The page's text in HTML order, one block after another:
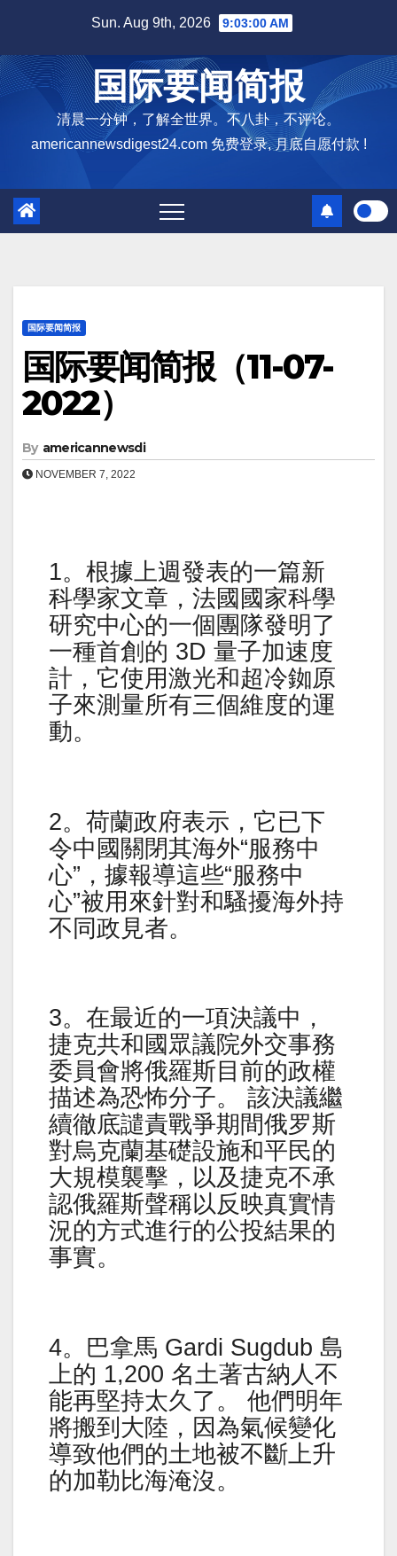
content
Sun. Aug 9th, 2026 9:03:01 AM
国际要闻简报
清晨一分钟，了解全世界。不八卦，不评论。
americannewsdigest24.com 免费登录, 月底自愿付款 !
国际要闻简报
国际要闻简报（11-07-
2022）
By americannewsdi
NOVEMBER 7, 2022
1。根據上週發表的一篇新
科學家文章，法國國家科學
研究中心的一個團隊發明了
一種首創的 3D 量子加速度
計，它使用激光和超冷銣原
子來測量所有三個維度的運
動。
2。荷蘭政府表示，它已下
令中國關閉其海外“服務中
心”，據報導這些“服務中
心”被用來針對和騷擾海外持
不同政見者。
3。在最近的一項決議中，
捷克共和國眾議院外交事務
委員會將俄羅斯目前的政權
描述為恐怖分子。 該決議繼
續徹底譴責戰爭期間俄罗斯
對烏克蘭基礎設施和平民的
大規模襲擊，以及捷克不承
認俄羅斯聲稱以反映真實情
況的方式進行的公投結果的
事實。
4。巴拿馬 Gardi Sugdub 島
上的 1,200 名土著古納人不
能再堅持太久了。 他們明年
將搬到大陸，因為氣候變化
導致他們的土地被不斷上升
的加勒比海淹沒。